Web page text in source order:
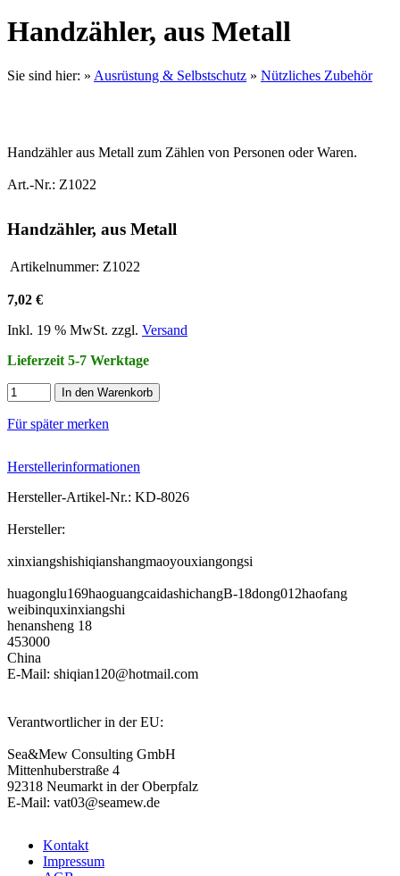
Handzähler, aus Metall
Sie sind hier: » Ausrüstung & Selbstschutz » Nützliches Zubehör
Handzähler aus Metall zum Zählen von Personen oder Waren.
Art.-Nr.: Z1022
Handzähler, aus Metall
Artikelnummer: Z1022
7,02 €
Inkl. 19 % MwSt. zzgl. Versand
Lieferzeit 5-7 Werktage
In den Warenkorb
Für später merken
Herstellerinformationen
Hersteller-Artikel-Nr.: KD-8026
Hersteller:
xinxiangshishiqianshangmaoyouxiangongsi
huagonglu169haoguangcaidashichangB-18dong012haofang
weibinquxinxiangshi
henansheng 18
453000
China
E-Mail: shiqian120@hotmail.com
Verantwortlicher in der EU:
Sea&Mew Consulting GmbH
Mittenhuberstraße 4
92318 Neumarkt in der Oberpfalz
E-Mail: vat03@seamew.de
Kontakt
Impressum